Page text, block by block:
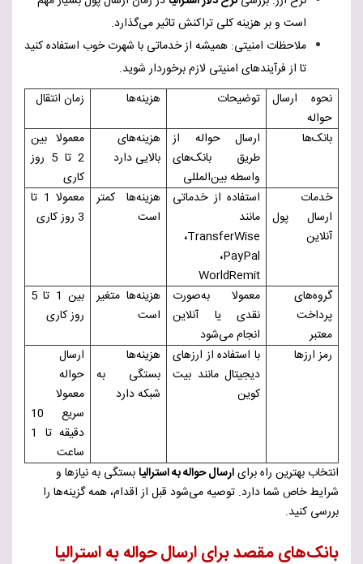
است و بر هزینه کلی تراکنش تاثیر می‌گذارد.
ملاحظات امنیتی: همیشه از خدماتی با شهرت خوب استفاده کنید
تا از فرآیندهای امنیتی لازم برخوردار شوید.
نحوه ارسال
حواله
توضیحات هزینه‌ها زمان انتقال
بانک‌ها
ارسال حواله از
طریق بانک‌های
واسطه بین‌المللی
هزینه‌های
بالایی دارد
معمولا بین
2 تا 5 روز
کاری
خدمات
ارسال پول
آنلاین
استفاده از خدماتی
مانند
TransferWise،
PayPal،
WorldRemit
هزینه‌ها کمتر
است
معمولا 1 تا
3 روز کاری
گروه‌های
پرداخت
معتبر
معمولا به‌صورت
نقدی یا آنلاین
انجام می‌شود
هزینه‌ها متغیر
است
بین 1 تا 5
روز کاری
رمز ارزها
با استفاده از ارزهای
دیجیتال مانند بیت
کوین
هزینه‌ها
بستگی به
شبکه دارد
ارسال
حواله
معمولا
سریع 10
دقیقه تا 1
ساعت
انتخاب بهترین راه برایارسال حواله به استرالیابستگی به نیازها و
شرایط خاص شما دارد. توصیه می‌شود قبل از اقدام، همه گزینه‌ها را
بررسی کنید.
بانک‌های مقصد برای ارسال حواله به استرالیا